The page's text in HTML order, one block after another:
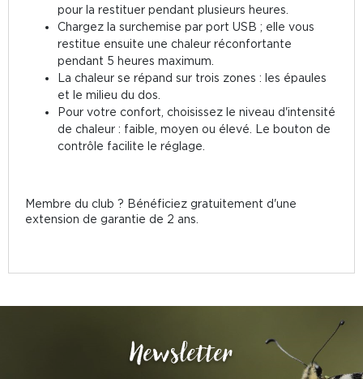
pour la restituer pendant plusieurs heures.
Chargez la surchemise par port USB ; elle vous
restitue ensuite une chaleur réconfortante
pendant 5 heures maximum.
La chaleur se répand sur trois zones : les épaules
et le milieu du dos.
Pour votre confort, choisissez le niveau d'intensité
de chaleur : faible, moyen ou élevé. Le bouton de
contrôle facilite le réglage.
Membre du club ? Bénéficiez gratuitement d'une
extension de garantie de 2 ans.
Newsletter